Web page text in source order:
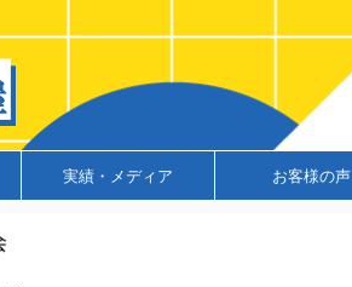
実績・メディア お客様の声